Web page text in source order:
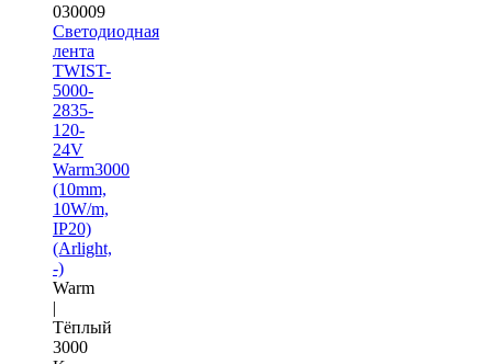
030009
Светодиодная
лента
TWIST-
5000-
2835-
120-
24V
Warm3000
(10mm,
10W/m,
IP20)
(Arlight,
-)
Warm
|
Тёплый
3000